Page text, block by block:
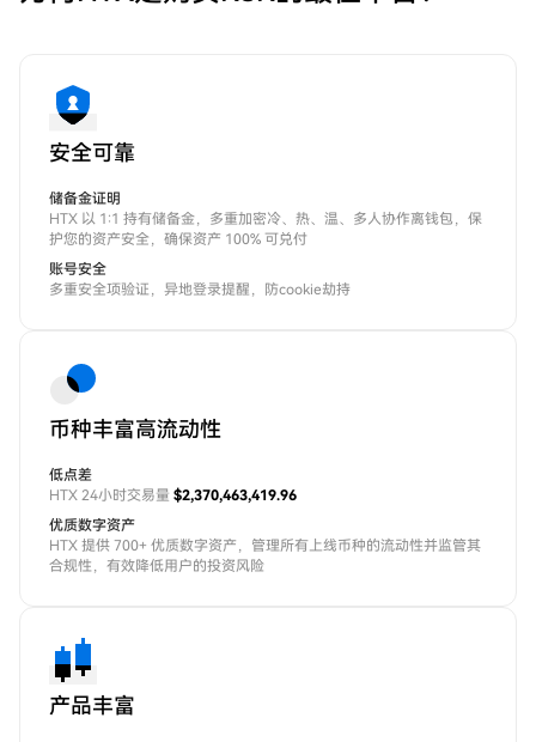
安全可靠
储备金证明
HTX 以 1:1 持有储备金，多重加密冷、热、温、多人协作离钱包，保
护您的资产安全，确保资产 100% 可兑付
账号安全
多重安全项验证，异地登录提醒，防cookie劫持
币种丰富高流动性
低点差
HTX 24小时交易量 $2,370,463,419.96
优质数字资产
HTX 提供 700+ 优质数字资产，管理所有上线币种的流动性并监管其
合规性，有效降低用户的投资风险
产品丰富